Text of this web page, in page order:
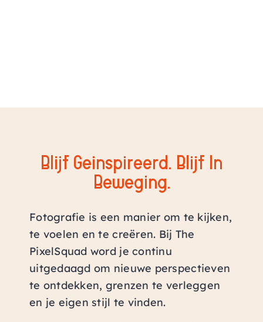
Blijf Geïnspireerd. Blijf In
Beweging.
Fotografie is een manier om te kijken,
te voelen en te creëren. Bij The
PixelSquad word je continu
uitgedaagd om nieuwe perspectieven
te ontdekken, grenzen te verleggen
en je eigen stijl te vinden.